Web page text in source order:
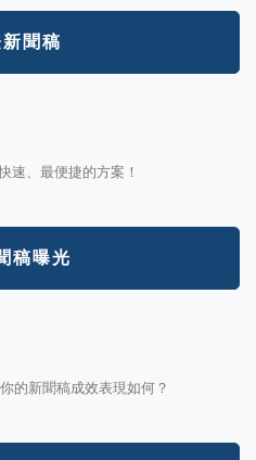
聞稿
速、最便捷的方案！
稿曝光
的新聞稿成效表現如何？